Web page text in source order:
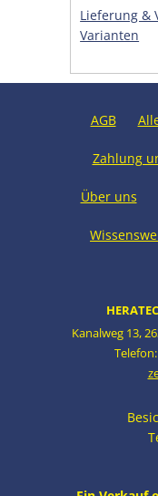
Lieferung &
Varianten
AGB
Zahlung
Über uns
Kanalweg 13,